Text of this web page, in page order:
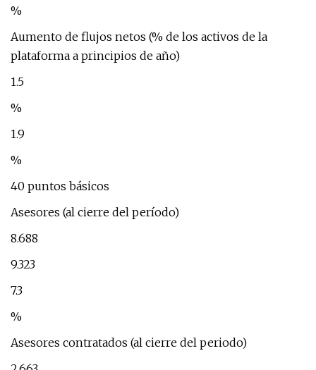
%
Aumento de flujos netos (% de los activos de la
plataforma a principios de año)
1.5
%
1.9
%
40 puntos básicos
Asesores (al cierre del período)
8.688
9.323
7.3
%
Asesores contratados (al cierre del periodo)